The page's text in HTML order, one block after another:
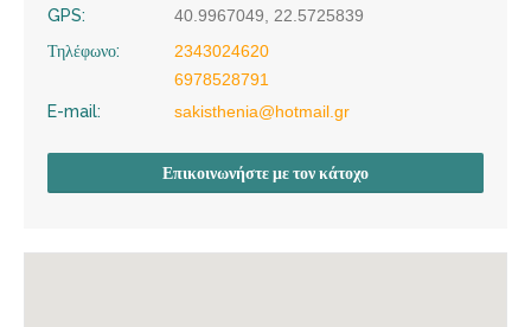
GPS:
40.9967049, 22.5725839
Τηλέφωνο:
2343024620
6978528791
E-mail:
sakisthenia@hotmail.gr
Επικοινωνήστε με τον κάτοχο